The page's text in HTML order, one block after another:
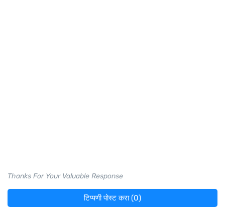
Thanks For Your Valuable Response
टिप्पणी पोस्ट करा (0)